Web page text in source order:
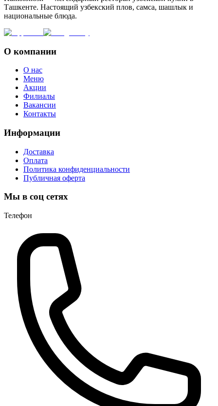
Ташкенте. Настоящий узбекский плов, самса, шашлык и
национальные блюда.
О компании
О нас
Меню
Акции
Филиалы
Вакансии
Контакты
Информации
Доставка
Оплата
Политика конфиденциальности
Публичная оферта
Мы в соц сетях
Телефон